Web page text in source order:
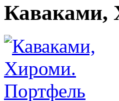
Каваками,